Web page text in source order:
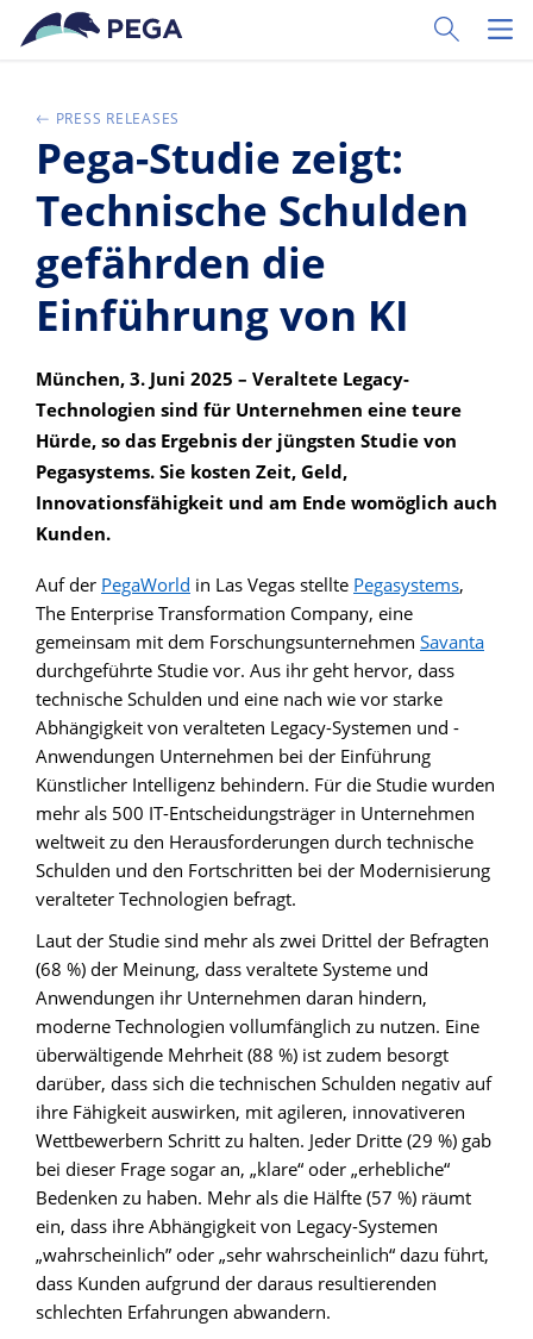
Pular para o conteúdo principal
Toggle
PRESS RELEASES
Pega-Studie zeigt:
Technische Schulden
gefährden die
Einführung von KI
München, 3. Juni 2025 – Veraltete Legacy-
Technologien sind für Unternehmen eine teure
Hürde, so das Ergebnis der jüngsten Studie von
Pegasystems. Sie kosten Zeit, Geld,
Innovationsfähigkeit und am Ende womöglich auch
Kunden.
Auf der PegaWorld in Las Vegas stellte Pegasystems,
The Enterprise Transformation Company, eine
gemeinsam mit dem Forschungsunternehmen Savanta
durchgeführte Studie vor. Aus ihr geht hervor, dass
technische Schulden und eine nach wie vor starke
Abhängigkeit von veralteten Legacy-Systemen und -
Anwendungen Unternehmen bei der Einführung
Künstlicher Intelligenz behindern. Für die Studie wurden
mehr als 500 IT-Entscheidungsträger in Unternehmen
weltweit zu den Herausforderungen durch technische
Schulden und den Fortschritten bei der Modernisierung
veralteter Technologien befragt.
Laut der Studie sind mehr als zwei Drittel der Befragten
(68 %) der Meinung, dass veraltete Systeme und
Anwendungen ihr Unternehmen daran hindern,
moderne Technologien vollumfänglich zu nutzen. Eine
überwältigende Mehrheit (88 %) ist zudem besorgt
darüber, dass sich die technischen Schulden negativ auf
ihre Fähigkeit auswirken, mit agileren, innovativeren
Wettbewerbern Schritt zu halten. Jeder Dritte (29 %) gab
bei dieser Frage sogar an, „klare“ oder „erhebliche“
Bedenken zu haben. Mehr als die Hälfte (57 %) räumt
ein, dass ihre Abhängigkeit von Legacy-Systemen
„wahrscheinlich” oder „sehr wahrscheinlich“ dazu führt,
dass Kunden aufgrund der daraus resultierenden
schlechten Erfahrungen abwandern.